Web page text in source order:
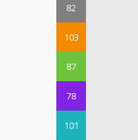
82
103
87
78
101